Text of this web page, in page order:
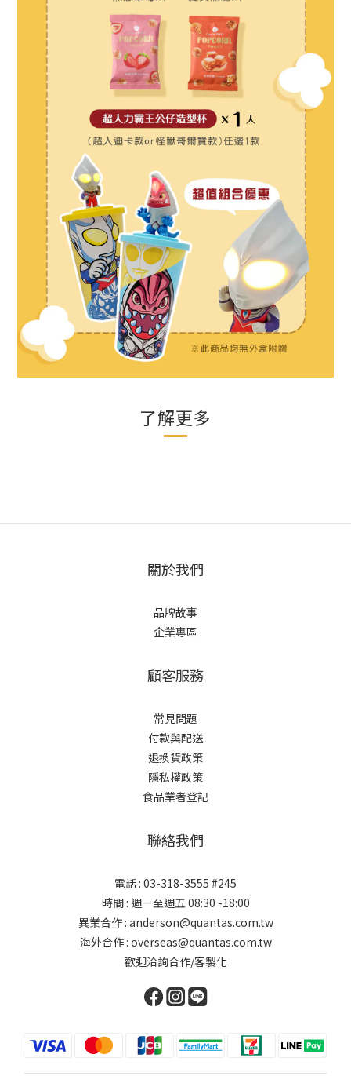
了解更多
關於我們
品牌故事
企業專區
顧客服務
常見問題
付款與配送
退換貨政策
隱私權政策
食品業者登記
聯絡我們
電話 : 03-318-3555 #245
時間 : 週一至週五 08:30 -18:00
異業合作 : anderson@quantas.com.tw
海外合作 : overseas@quantas.com.tw
歡迎洽詢合作/客製化